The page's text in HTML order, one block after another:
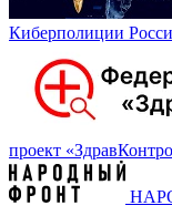
Киберполиции
проект